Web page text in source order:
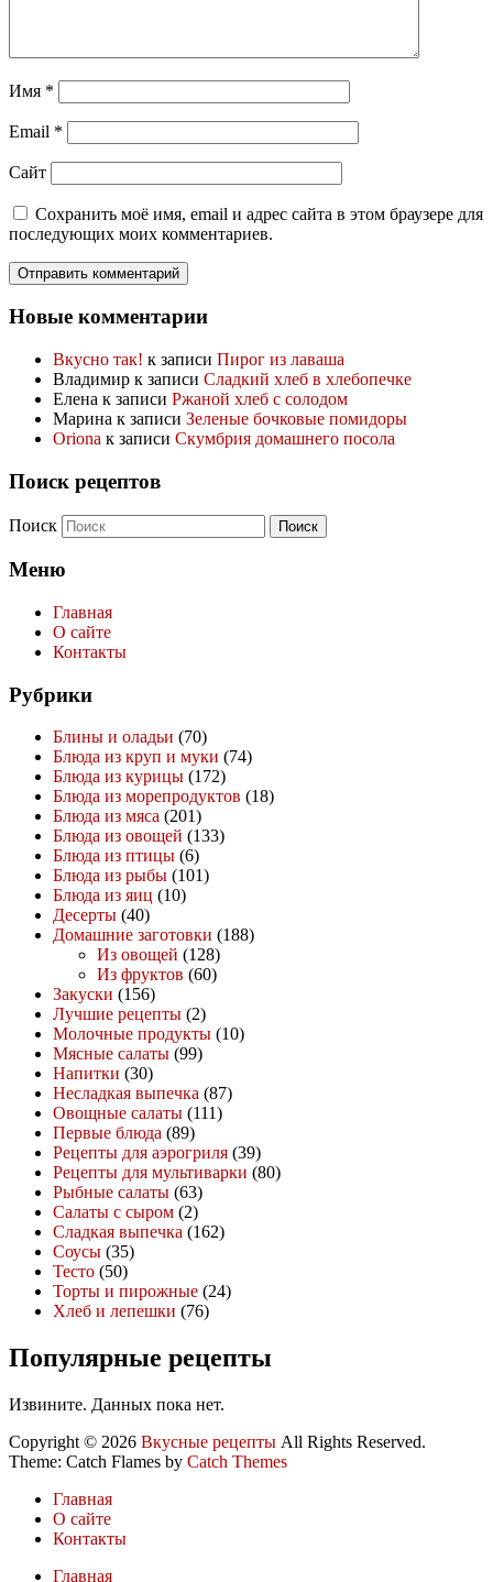
Имя *
Email *
Сайт
Сохранить моё имя, email и адрес сайта в этом браузере для
последующих моих комментариев.
Новые комментарии
Вкусно так! к записи Пирог из лаваша
Владимир к записи Сладкий хлеб в хлебопечке
Елена к записи Ржаной хлеб с солодом
Марина к записи Зеленые бочковые помидоры
Oriona к записи Скумбрия домашнего посола
Поиск рецептов
Поиск
Меню
Главная
О сайте
Контакты
Рубрики
Блины и оладьи (70)
Блюда из круп и муки (74)
Блюда из курицы (172)
Блюда из морепродуктов (18)
Блюда из мяса (201)
Блюда из овощей (133)
Блюда из птицы (6)
Блюда из рыбы (101)
Блюда из яиц (10)
Десерты (40)
Домашние заготовки (188)
Из овощей (128)
Из фруктов (60)
Закуски (156)
Лучшие рецепты (2)
Молочные продукты (10)
Мясные салаты (99)
Напитки (30)
Несладкая выпечка (87)
Овощные салаты (111)
Первые блюда (89)
Рецепты для аэрогриля (39)
Рецепты для мультиварки (80)
Рыбные салаты (63)
Салаты с сыром (2)
Сладкая выпечка (162)
Соусы (35)
Тесто (50)
Торты и пирожные (24)
Хлеб и лепешки (76)
Популярные рецепты
Извините. Данных пока нет.
Copyright © 2026 Вкусные рецепты All Rights Reserved.
Theme: Catch Flames by Catch Themes
Главная
О сайте
Контакты
Главная